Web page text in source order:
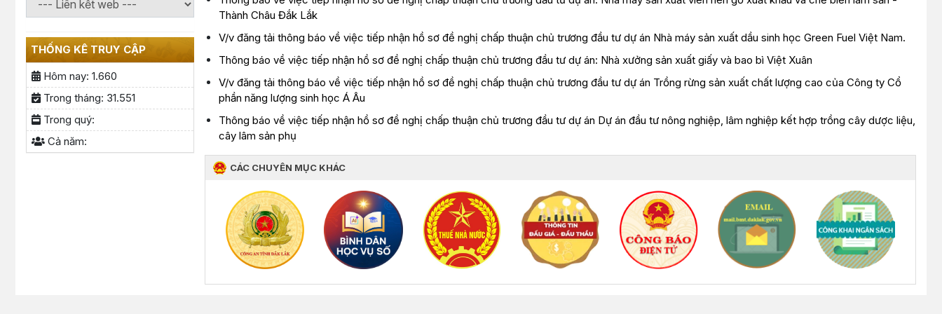
THỐNG KÊ TRUY CẬP
Hôm nay: 1.660
Trong tháng: 31.551
Trong quý:
Cả năm:
Thành Châu Đắk Lắk
V/v đăng tải thông báo về việc tiếp nhận hồ sơ đề nghị chấp thuận chủ trương đầu tư dự án Nhà máy sản xuất dầu sinh học Green Fuel Việt Nam.
Thông báo về việc tiếp nhận hồ sơ đề nghị chấp thuận chủ trương đầu tư dự án: Nhà xưởng sản xuất giấy và bao bì Việt Xuân
V/v đăng tải thông báo về việc tiếp nhận hồ sơ đề nghị chấp thuận chủ trương đầu tư dự án Trồng rừng sản xuất chất lượng cao của Công ty Cổ
phần năng lượng sinh học Á Âu
Thông báo về việc tiếp nhận hồ sơ đề nghị chấp thuận chủ trương đầu tư dự án Dự án đầu tư nông nghiệp, lâm nghiệp kết hợp trồng cây dược liệu,
cây lâm sản phụ
CÁC CHUYÊN MỤC KHÁC